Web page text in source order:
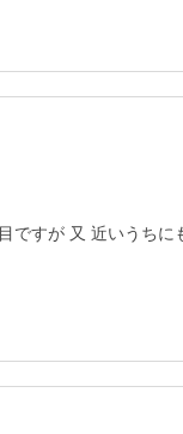
すが 又 近いうち